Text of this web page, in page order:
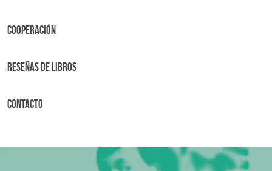
Cooperación
Reseñas de libros
Contacto